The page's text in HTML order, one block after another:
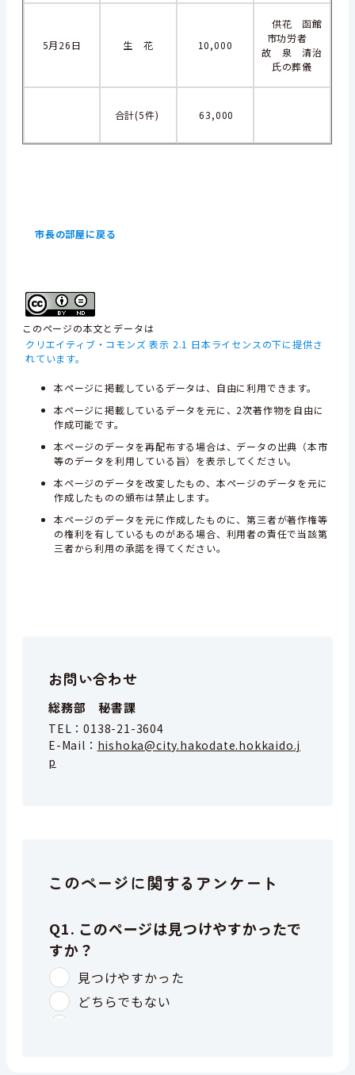
5月26日 生 花 10,000
供花 函館
市功労者
故 泉 清治
氏の葬儀
合計(5件) 63,000
市長の部屋に戻る
このページの本文とデータは
クリエイティブ・コモンズ 表示 2.1 日本ライセンスの下に提供さ
れています。
本ページに掲載しているデータは、自由に利用できます。
本ページに掲載しているデータを元に、2次著作物を自由に
作成可能です。
本ページのデータを再配布する場合は、データの出典（本市
等のデータを利用している旨）を表示してください。
本ページのデータを改変したもの、本ページのデータを元に
作成したものの頒布は禁止します。
本ページのデータを元に作成したものに、第三者が著作権等
の権利を有しているものがある場合、利用者の責任で当該第
三者から利用の承諾を得てください。
お問い合わせ
総務部 秘書課
TEL：0138-21-3604
E-Mail： hishoka@city.hakodate.hokkaido.j
p
このページに関するアンケート